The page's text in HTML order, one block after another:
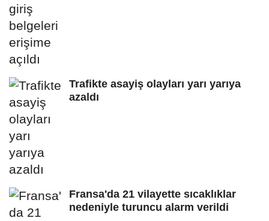
Trafikte asayiş olayları yarı yarıya
azaldı
Fransa'da 21 vilayette sıcaklıklar
nedeniyle turuncu alarm verildi